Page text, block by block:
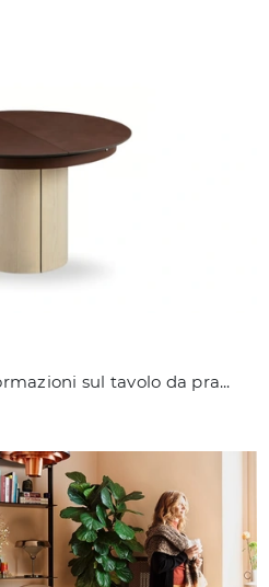
Vuoi avere ulteriori informazioni sul tavolo da pranzo Sesamo Allungabile di Midj? Clicca e ottieni informazioni sui modelli allungabili della marca.